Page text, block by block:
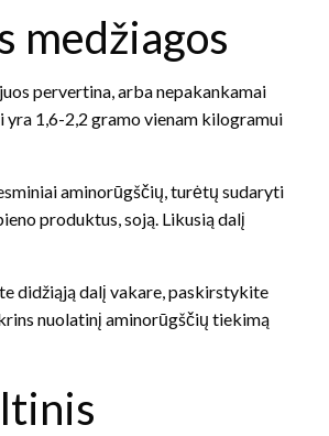
medžiagos
pervertina, arba nepakankamai
1,6-2,2 gramo vienam kilogramui
aminorūgščių, turėtų sudaryti
produktus, soją. Likusią dalį
didžiąją dalį vakare, paskirstykite
nuolatinį aminorūgščių tiekimą